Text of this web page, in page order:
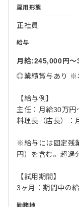
雇用形態
正社員
給与
月給:245,000円〜
◎業績賞与あり ※
【給与例】
主任：月給30万円
料理長（店長）：
※給与には固定残
円）を含む。超過
【試用期間】
3ヶ月：期間中の